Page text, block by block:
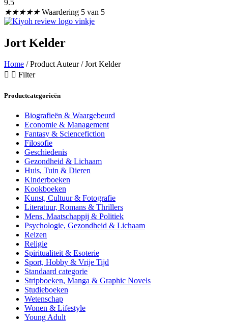
9.5
★★★★★ Waardering 5 van 5
Jort Kelder
Home / Product Auteur / Jort Kelder
Filter
Productcategorieën
Biografieën & Waargebeurd
Economie & Management
Fantasy & Sciencefiction
Filosofie
Geschiedenis
Gezondheid & Lichaam
Huis, Tuin & Dieren
Kinderboeken
Kookboeken
Kunst, Cultuur & Fotografie
Literatuur, Romans & Thrillers
Mens, Maatschappij & Politiek
Psychologie, Gezondheid & Lichaam
Reizen
Religie
Spiritualiteit & Esoterie
Sport, Hobby & Vrije Tijd
Standaard categorie
Stripboeken, Manga & Graphic Novels
Studieboeken
Wetenschap
Wonen & Lifestyle
Young Adult